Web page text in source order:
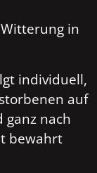
in
individuell,
auf
ganz nach
bewahrt